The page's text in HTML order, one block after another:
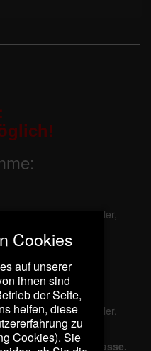
ab 50%, Schüler,
Pass.
ab 50%, Schüler,
Pass.
an der Abendkasse.
Cookies
auf unserer
ihnen sind
der Seite,
helfen, diese
zu
Cookies). Sie